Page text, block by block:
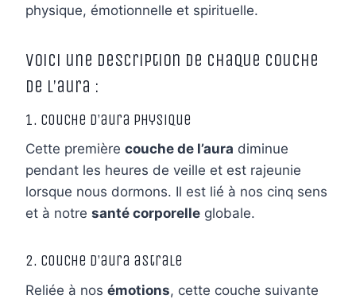
physique, émotionnelle et spirituelle.
Voici une description de chaque couche
de l’aura :
1. Couche d’aura physique
Cette première couche de l’aura diminue
pendant les heures de veille et est rajeunie
lorsque nous dormons. Il est lié à nos cinq sens
et à notre santé corporelle globale.
2. Couche d’aura astrale
Reliée à nos émotions, cette couche suivante